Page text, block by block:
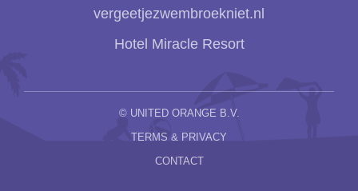
vergeetjezwembroekniet.nl
Hotel Miracle Resort
© UNITED ORANGE B.V.
TERMS & PRIVACY
CONTACT